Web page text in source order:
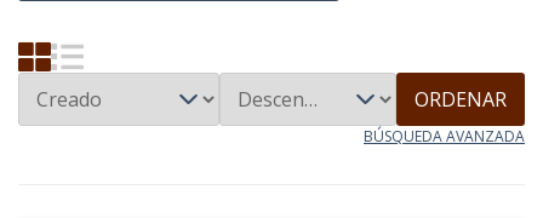
ORDENAR
BÚSQUEDA AVANZADA